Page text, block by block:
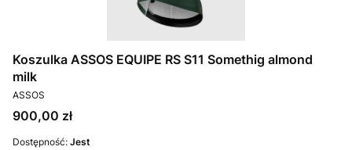
Koszulka ASSOS EQUIPE RS S11 Somethig almond
milk
PRODUCENT
ASSOS
Cena
900,00 zł
Dostępność: Jest